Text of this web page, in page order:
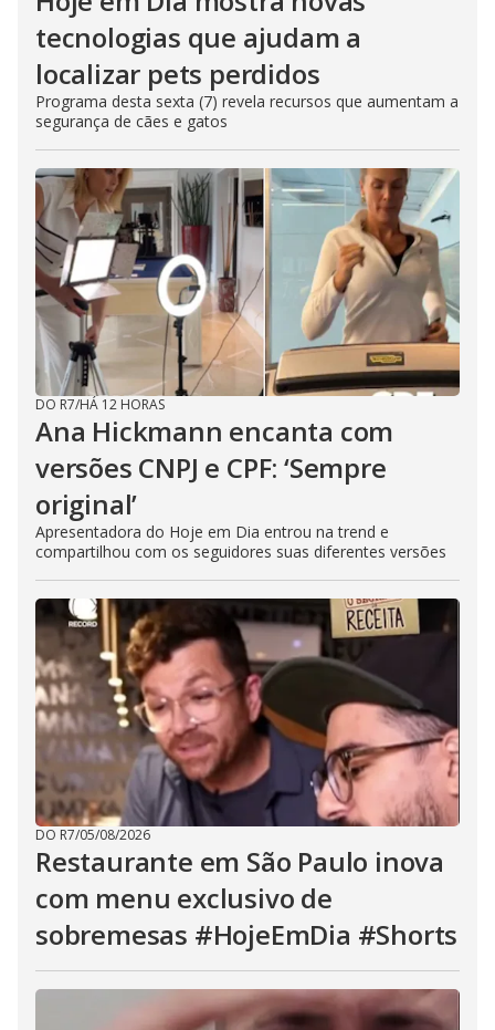
tecnologias que ajudam a
localizar pets perdidos
Programa desta sexta (7) revela recursos que aumentam a
segurança de cães e gatos
DO R7/HÁ 12 HORAS
Ana Hickmann encanta com
versões CNPJ e CPF: ‘Sempre
original’
Apresentadora do Hoje em Dia entrou na trend e
compartilhou com os seguidores suas diferentes versões
DO R7/05/08/2026
Restaurante em São Paulo inova
com menu exclusivo de
sobremesas #HojeEmDia #Shorts